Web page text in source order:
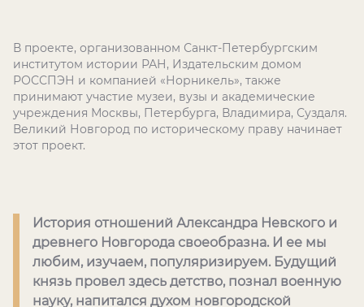
В проекте, организованном Санкт-Петербургским
институтом истории РАН, Издательским домом
РОССПЭН и компанией «Норникель», также
принимают участие музеи, вузы и академические
учреждения Москвы, Петербурга, Владимира, Суздаля.
Великий Новгород по историческому праву начинает
этот проект.
История отношений Александра Невского и
древнего Новгорода своеобразна. И ее мы
любим, изучаем, популяризируем. Будущий
князь провел здесь детство, познал военную
науку, напитался духом новгородской